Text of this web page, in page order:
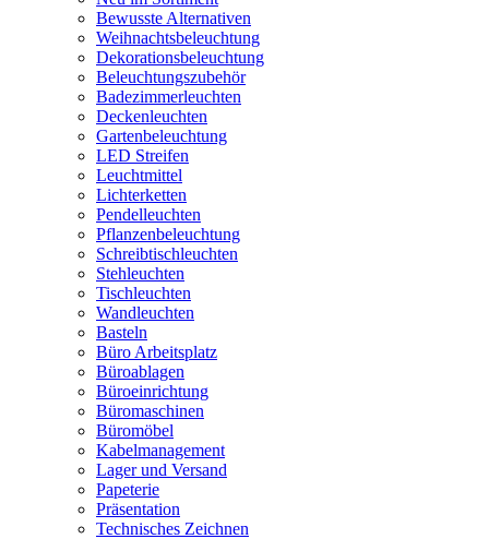
Bewusste Alternativen
Weihnachtsbeleuchtung
Dekorationsbeleuchtung
Beleuchtungszubehör
Badezimmerleuchten
Deckenleuchten
Gartenbeleuchtung
LED Streifen
Leuchtmittel
Lichterketten
Pendelleuchten
Pflanzenbeleuchtung
Schreibtischleuchten
Stehleuchten
Tischleuchten
Wandleuchten
Basteln
Büro Arbeitsplatz
Büroablagen
Büroeinrichtung
Büromaschinen
Büromöbel
Kabelmanagement
Lager und Versand
Papeterie
Präsentation
Technisches Zeichnen